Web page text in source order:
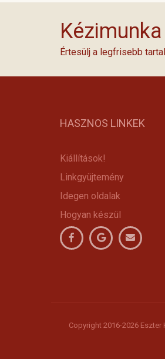
Értesülj a legfrisebb
HASZNOS LINKEK
Kiállítások!
Linkgyüjtemény
Idegen oldalak
Hogyan készül
Copyright 2016-2026